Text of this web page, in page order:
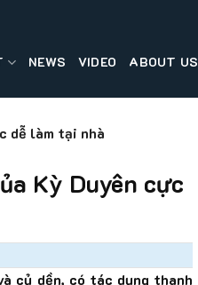
NEWS VIDEO ABOUT US
dễ làm tại nhà
Kỳ Duyên cực
củ dền, có tác dụng thanh